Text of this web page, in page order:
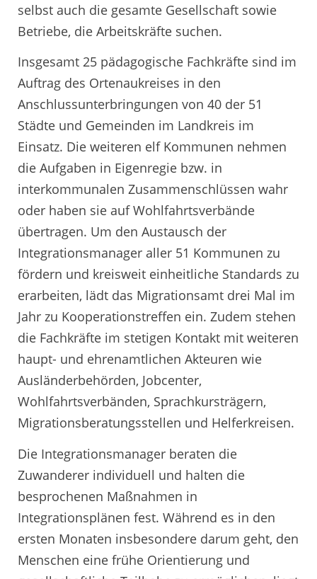
selbst auch die gesamte Gesellschaft sowie
Betriebe, die Arbeitskräfte suchen.
Insgesamt 25 pädagogische Fachkräfte sind im
Auftrag des Ortenaukreises in den
Anschlussunterbringungen von 40 der 51
Städte und Gemeinden im Landkreis im
Einsatz. Die weiteren elf Kommunen nehmen
die Aufgaben in Eigenregie bzw. in
interkommunalen Zusammenschlüssen wahr
oder haben sie auf Wohlfahrtsverbände
übertragen. Um den Austausch der
Integrationsmanager aller 51 Kommunen zu
fördern und kreisweit einheitliche Standards zu
erarbeiten, lädt das Migrationsamt drei Mal im
Jahr zu Kooperationstreffen ein. Zudem stehen
die Fachkräfte im stetigen Kontakt mit weiteren
haupt- und ehrenamtlichen Akteuren wie
Ausländerbehörden, Jobcenter,
Wohlfahrtsverbänden, Sprachkursträgern,
Migrationsberatungsstellen und Helferkreisen.
Die Integrationsmanager beraten die
Zuwanderer individuell und halten die
besprochenen Maßnahmen in
Integrationsplänen fest. Während es in den
ersten Monaten insbesondere darum geht, den
Menschen eine frühe Orientierung und